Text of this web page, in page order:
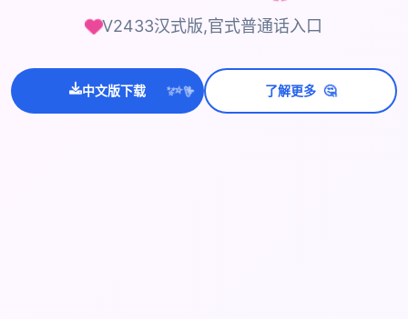
V2433汉式版,官式普通话入口
中文版下载 ✨
⭐💫 了解更多 🤔